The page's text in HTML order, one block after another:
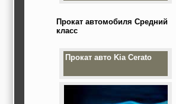
Прокат автомобиля Средний
класс
Прокат авто Kia Cerato